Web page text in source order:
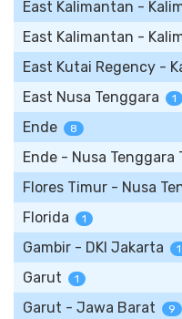
East Kalimantan -
East Kalimantan -
East Kutai Regency -
East Nusa Tenggara 1
Ende 8
Ende - Nusa Tenggara
Flores Timur - Nusa
Florida 1
Gambir - DKI Jakarta
Garut 1
Garut - Jawa Barat 9